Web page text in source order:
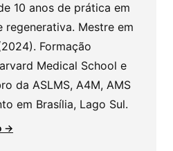
10 anos de prática em
regenerativa. Mestre em
Formação
Medical School e
da ASLMS, A4M, AMS
em Brasília, Lago Sul.
→